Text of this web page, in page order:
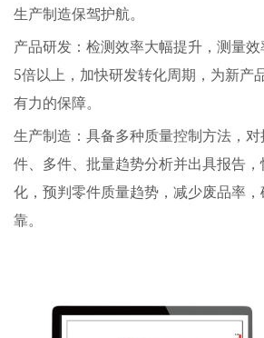
生产制造保驾护航。
产品研发：检测效率大幅提升，测量
5倍以上，加快研发转化周期，为新产
有力的保障。
生产制造：具备多种质量控制方法，
件、多件、批量趋势分析并出具报告
化，预判零件质量趋势，减少废品率
靠。